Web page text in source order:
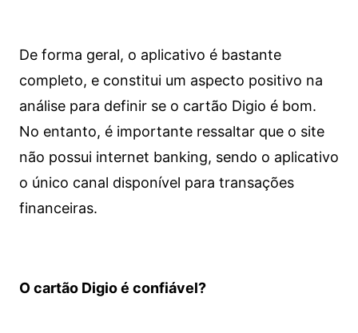
De forma geral, o aplicativo é bastante
completo, e constitui um aspecto positivo na
análise para definir se o cartão Digio é bom.
No entanto, é importante ressaltar que o site
não possui internet banking, sendo o aplicativo
o único canal disponível para transações
financeiras.
O cartão Digio é confiável?